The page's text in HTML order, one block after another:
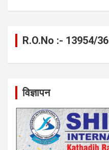
R.O.No :- 13954/36
विज्ञापन